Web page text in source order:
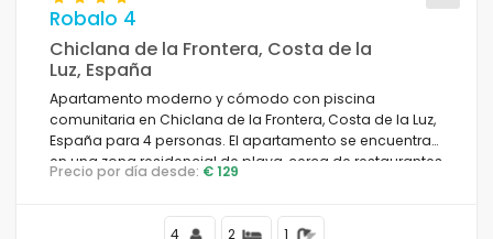
Robalo 4
Chiclana de la Frontera, Costa de la
Luz, España
Apartamento moderno y cómodo con piscina
comunitaria en Chiclana de la Frontera, Costa de la Luz,
España para 4 personas. El apartamento se encuentra
en una zona residencial de playa, cerca de restaurantes
y bares, tiendas y supermercados, y a 200 m de la playa
Precio por día desde: € 129
4 2 1